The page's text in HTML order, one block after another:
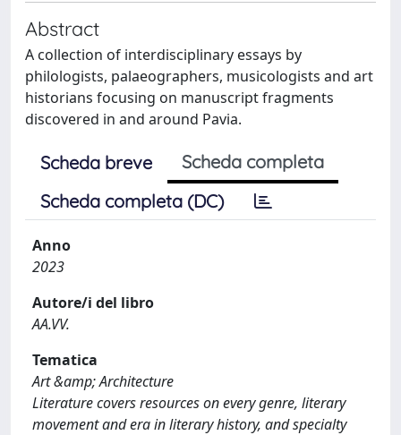
Abstract
A collection of interdisciplinary essays by
philologists, palaeographers, musicologists and art
historians focusing on manuscript fragments
discovered in and around Pavia.
Scheda breve
Scheda completa
Scheda completa (DC)
Anno
2023
Autore/i del libro
AA.VV.
Tematica
Art &amp; Architecture
Literature covers resources on every genre, literary
movement and era in literary history, and specialty